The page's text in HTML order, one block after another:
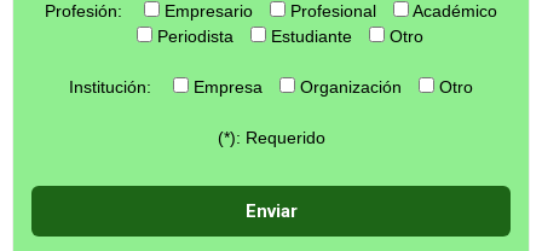
Profesión: Empresario Profesional
Académico
Periodista
Estudiante Otro
Institución: Empresa Organización Otro
(*): Requerido